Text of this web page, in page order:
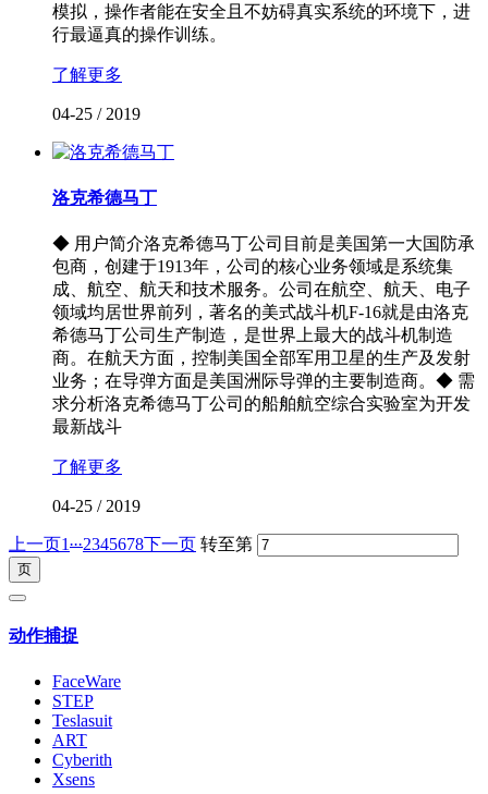
模拟，操作者能在安全且不妨碍真实系统的环境下，进
行最逼真的操作训练。
了解更多
04-25 / 2019
洛克希德马丁
◆ 用户简介洛克希德马丁公司目前是美国第一大国防承
包商，创建于1913年，公司的核心业务领域是系统集
成、航空、航天和技术服务。公司在航空、航天、电子
领域均居世界前列，著名的美式战斗机F-16就是由洛克
希德马丁公司生产制造，是世界上最大的战斗机制造
商。在航天方面，控制美国全部军用卫星的生产及发射
业务；在导弹方面是美国洲际导弹的主要制造商。◆ 需
求分析洛克希德马丁公司的船舶航空综合实验室为开发
最新战斗
了解更多
04-25 / 2019
上一页1...2345678下一页 转至第
动作捕捉
FaceWare
STEP
Teslasuit
ART
Cyberith
Xsens